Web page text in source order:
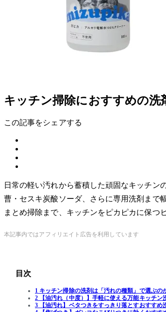
キッチン掃除におすすめの洗
この記事をシェアする
日常の軽い汚れから蓄積した頑固なキッチ
曹・セスキ炭酸ソーダ、さらに専用洗剤まで
まとめ掃除まで、キッチンをピカピカに保つ
本記事内ではアフィリエイト広告を利用しています
目次
1 キッチン掃除の洗剤は「汚れの種類」で選ぶの
2 【油汚れ（中度）】手軽に使える万能キッチン
3 【油汚れ】ベタつきをすっきり落とすおすすめ